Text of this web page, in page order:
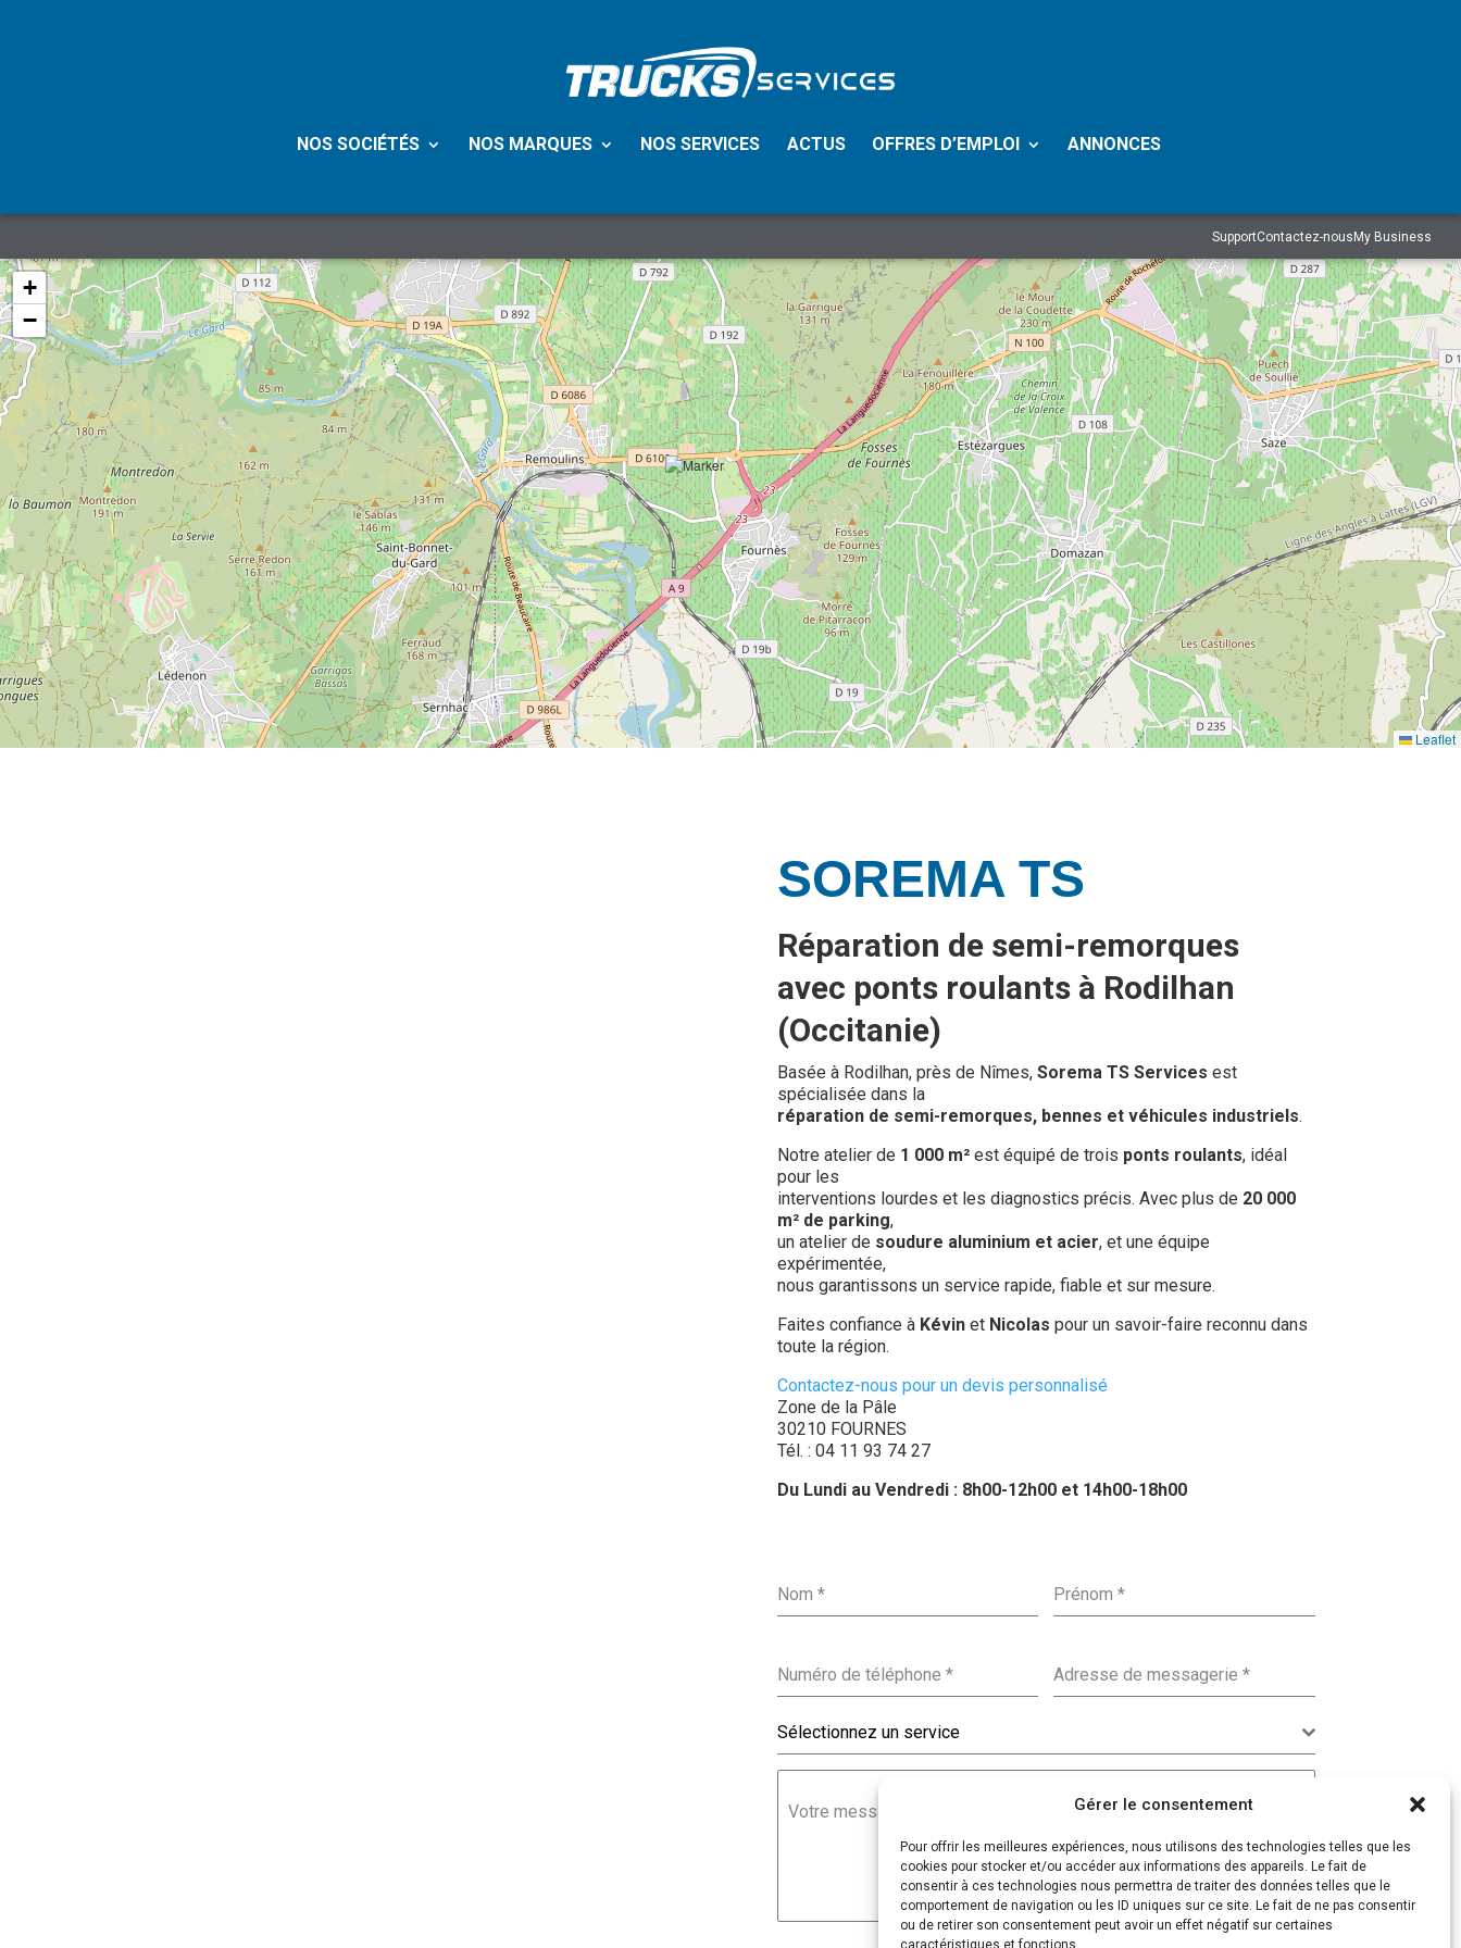
Gérer le consentement
Pour offrir les meilleures expériences, nous utilisons des technologies telles que les
cookies pour stocker et/ou accéder aux informations des appareils. Le fait de
consentir à ces technologies nous permettra de traiter des données telles que le
comportement de navigation ou les ID uniques sur ce site. Le fait de ne pas consentir
ou de retirer son consentement peut avoir un effet négatif sur certaines
caractéristiques et fonctions.
NOS SOCIÉTÉS NOS MARQUES NOS SERVICES ACTUS OFFRES D’EMPLOI ANNONCES
SupportContactez-nousMy Business
+
−
Leaflet
SOREMA TS
Réparation de semi-remorques
avec ponts roulants à Rodilhan
(Occitanie)
Basée à Rodilhan, près de Nîmes, Sorema TS Services est
spécialisée dans la
réparation de semi-remorques, bennes et véhicules industriels.
Notre atelier de 1 000 m²est équipé de trois ponts roulants, idéal
pour les
interventions lourdes et les diagnostics précis. Avec plus de 20 000
m² de parking,
un atelier de soudure aluminium et acier, et une équipe
expérimentée,
nous garantissons un service rapide, fiable et sur mesure.
Faites confiance à Kévinet Nicolas pour un savoir-faire reconnu dans
toute la région.
Contactez-nous pour un devis personnalisé
Zone de la Pâle
30210 FOURNES
Tél. : 04 11 93 74 27
Du Lundi au Vendredi : 8h00-12h00 et 14h00-18h00
Nom * Prénom*
Numéro de téléphone * Adresse de messagerie*
Sélectionnez un service
Votre message